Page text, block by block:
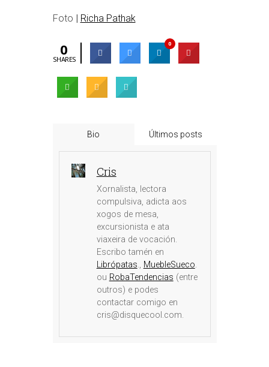
Foto Richa Pathak
0
SHARES
0
Bio Últimos posts
Cris
Xornalista, lectora
compulsiva, adicta aos
xogos de mesa,
excursionista e ata
viaxeira de vocación.
Escribo tamén en
Librópatas., MuebleSueco.
ou RobaTendencias (entre
outros) e podes
contactar comigo en
cris@disquecool.com.